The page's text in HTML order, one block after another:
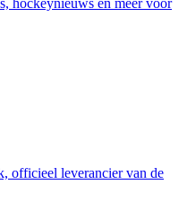
hockeynieuws en meer voor
officieel leverancier van de